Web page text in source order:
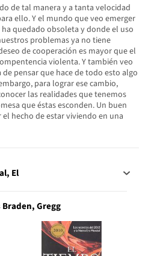
de tal manera y a tanta velocidad
ello. Y el mundo que veo emerger
quedado obsoleta y donde el uso
problemas ya no tiene
de cooperación es mayor que el
violenta. Y también veo
pensar que hace de todo esto algo
para lograr ese cambio,
las realidades que tenemos
que éstas esconden. Un buen
hecho de estar viviendo en una
El
Gregg